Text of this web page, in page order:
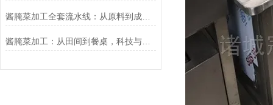
酱腌菜加工全套流水线：从原料到成品的全流程管理
酱腌菜加工：从田间到餐桌，科技与传统的融合